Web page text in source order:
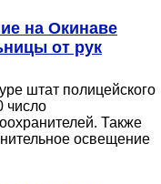
на Окинаве
от рук
штат полицейского
число
Также
освещение